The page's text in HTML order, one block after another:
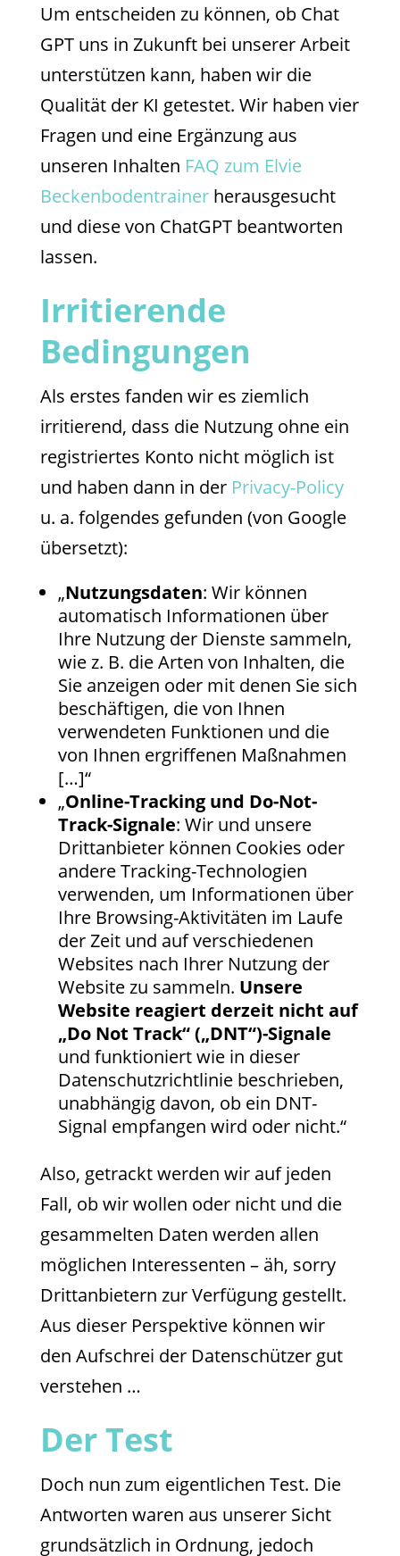
Um entscheiden zu können, ob Chat
GPT uns in Zukunft bei unserer Arbeit
unterstützen kann, haben wir die
Qualität der KI getestet. Wir haben vier
Fragen und eine Ergänzung aus
unseren Inhalten FAQ zum Elvie
Beckenbodentrainerherausgesucht
und diese von ChatGPT beantworten
lassen.
Irritierende
Bedingungen
Als erstes fanden wir es ziemlich
irritierend, dass die Nutzung ohne ein
registriertes Konto nicht möglich ist
und haben dann in der Privacy-Policy
u. a. folgendes gefunden (von Google
übersetzt):
„Nutzungsdaten: Wir können
automatisch Informationen über
Ihre Nutzung der Dienste sammeln,
wie z. B. die Arten von Inhalten, die
Sie anzeigen oder mit denen Sie sich
beschäftigen, die von Ihnen
verwendeten Funktionen und die
von Ihnen ergriffenen Maßnahmen
[…]“
„Online-Tracking und Do-Not-
Track-Signale: Wir und unsere
Drittanbieter können Cookies oder
andere Tracking-Technologien
verwenden, um Informationen über
Ihre Browsing-Aktivitäten im Laufe
der Zeit und auf verschiedenen
Websites nach Ihrer Nutzung der
Website zu sammeln. Unsere
Website reagiert derzeit nicht auf
„Do Not Track“ („DNT“)-Signale
und funktioniert wie in dieser
Datenschutzrichtlinie beschrieben,
unabhängig davon, ob ein DNT-
Signal empfangen wird oder nicht.“
Also, getrackt werden wir auf jeden
Fall, ob wir wollen oder nicht und die
gesammelten Daten werden allen
möglichen Interessenten – äh, sorry
Drittanbietern zur Verfügung gestellt.
Aus dieser Perspektive können wir
den Aufschrei der Datenschützer gut
verstehen …
Der Test
Doch nun zum eigentlichen Test. Die
Antworten waren aus unserer Sicht
grundsätzlich in Ordnung, jedoch